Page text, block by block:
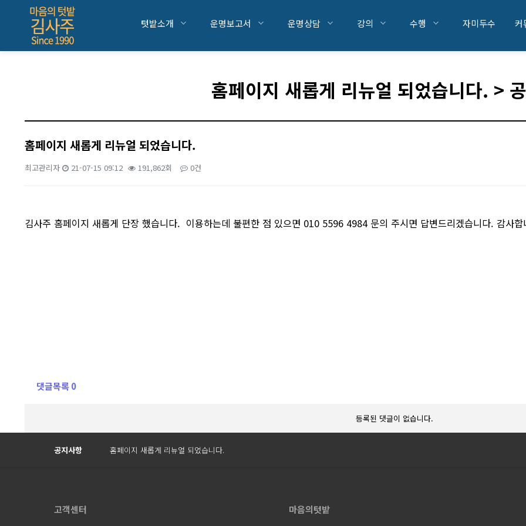
텃밭소개 운명보고서 운명상담 강의 수행 자미두수 커
홈페이지 새롭게 리뉴얼 되었습니다. >
홈페이지 새롭게 리뉴얼 되었습니다.
최고관리자 21-07-15 09:12 191,862회 0건
김사주 홈페이지 새롭게 단장 했습니다. 이용하는데 불편한 점 있으면 010 5596 4984 문의 주시면 답변드리겠습니다. 감사합
댓글목록 0
등록된 댓글이 없습니다.
공지사항 홈페이지 새롭게 리뉴얼 되었습니다.
고객센터 마음의텃밭